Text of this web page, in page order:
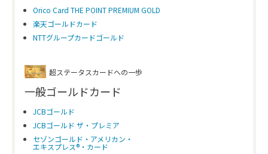
Orico Card THE POINT PREMIUM GOLD
楽天ゴールドカード
NTTグループカードゴールド
超ステータスカードへの一歩
一般ゴールドカード
JCBゴールド
JCBゴールド ザ・プレミア
セゾンゴールド・アメリカン・
エキスプレス®・カード